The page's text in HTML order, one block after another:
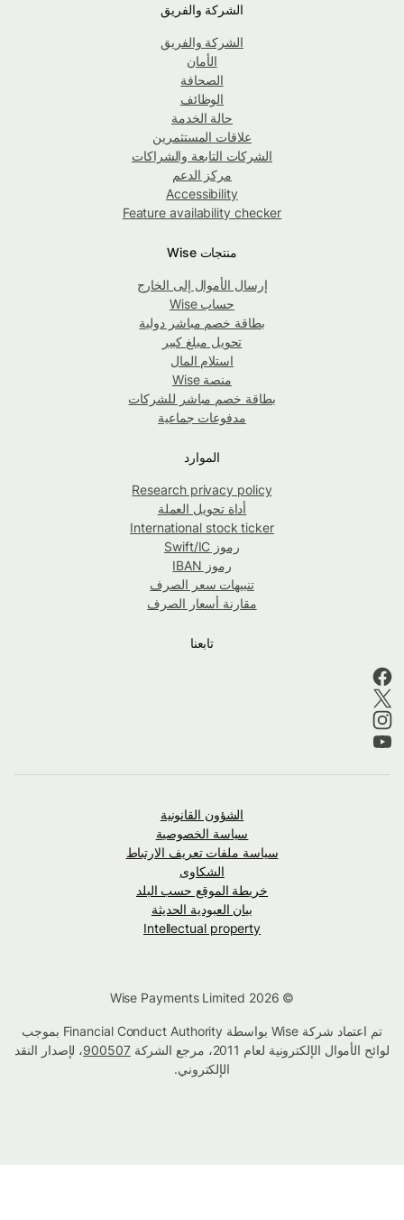
الشركة والفريق
الشركة والفريق
الأمان
الصحافة
الوظائف
حالة الخدمة
علاقات المستثمرين
الشركات التابعة والشراكات
مركز الدعم
Accessibility
Feature availability checker
منتجات Wise
إرسال الأموال إلى الخارج
حساب Wise
بطاقة خصم مباشر دولية
تحويل مبلغ كبير
استلام المال
منصة Wise
بطاقة خصم مباشر للشركات
مدفوعات جماعية
الموارد
Research privacy policy
أداة تحويل العملة
International stock ticker
رموز Swift/IC
رموز IBAN
تنبيهات سعر الصرف
مقارنة أسعار الصرف
تابعنا
الشؤون القانونية
سياسة الخصوصية
سياسة ملفات تعريف الارتباط
الشكاوى
خريطة الموقع حسب البلد
بيان العبودية الحديثة
Intellectual property
تم اعتماد شركة Wise بواسطة Financial Conduct Authority بموجب
لوائح الأموال الإلكترونية لعام 2011، مرجع الشركة
900507، لإصدار النقد
الإلكتروني.